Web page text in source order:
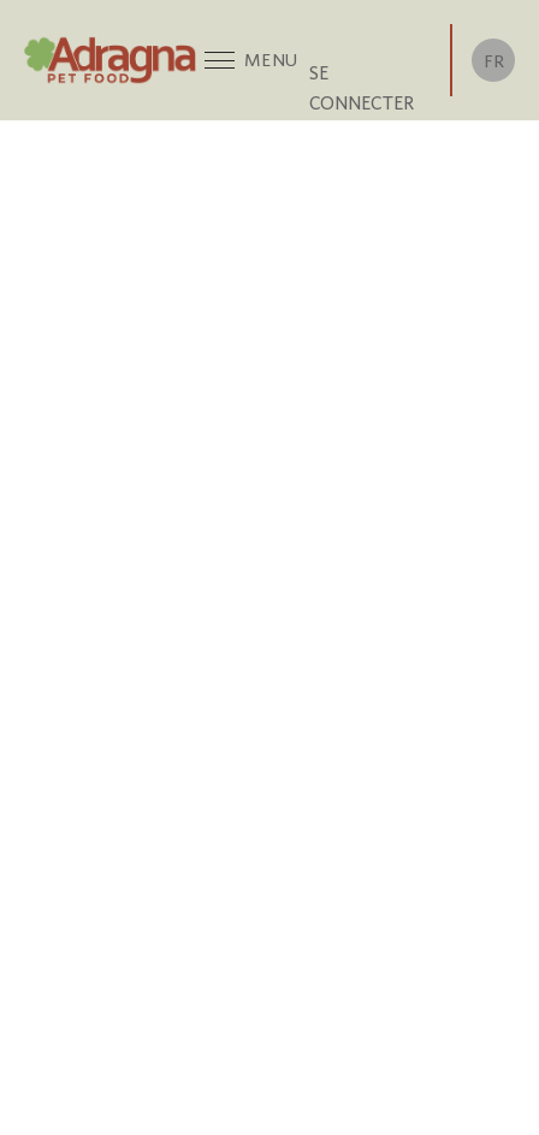
MENU
SE
CONNECTER
FR